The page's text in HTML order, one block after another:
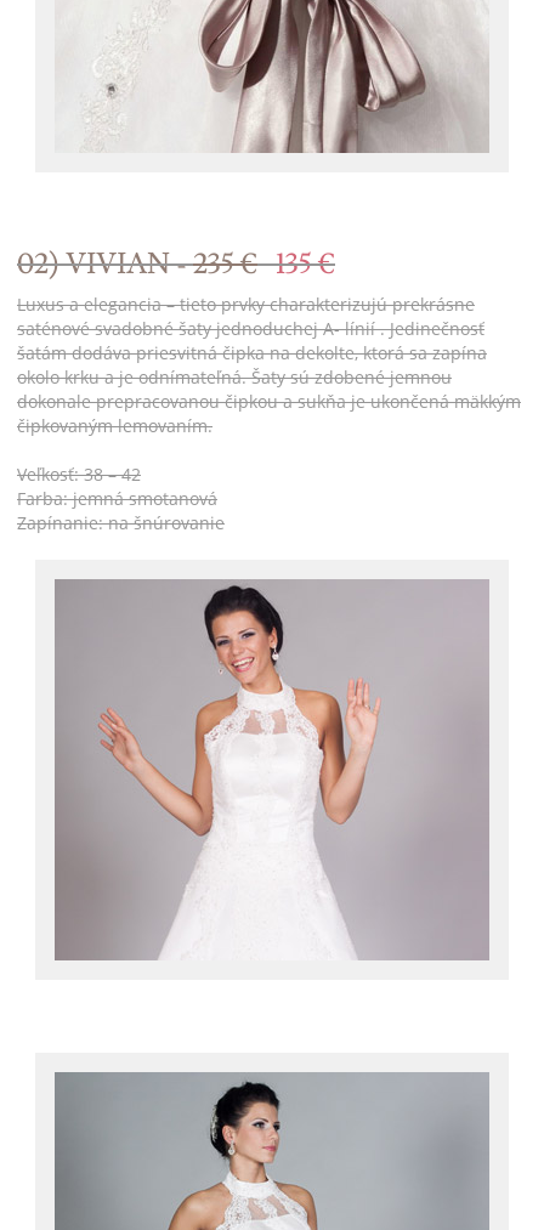
02) VIVIAN -235 € 135 €
Luxus a elegancia – tieto prvky charakterizujú prekrásne
saténové svadobné šaty jednoduchej A- línií . Jedinečnosť
šatám dodáva priesvitná čipka na dekolte, ktorá sa zapína
okolo krku a je odnímateľná. Šaty sú zdobené jemnou
dokonale prepracovanou čipkou a sukňa je ukončená mäkkým
čipkovaným lemovaním.
Veľkosť: 38 – 42
Farba: jemná smotanová
Zapínanie: na šnúrovanie